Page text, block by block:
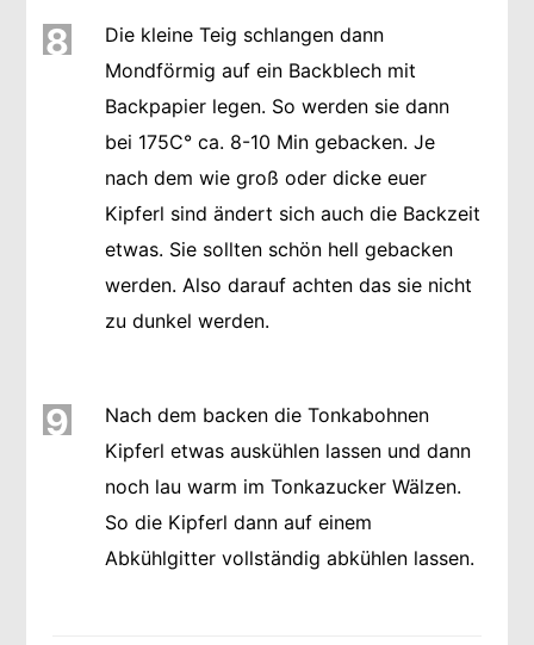
8
Die kleine Teig schlangen dann
Mondförmig auf ein Backblech mit
Backpapier legen. So werden sie dann
bei 175C° ca. 8-10 Min gebacken. Je
nach dem wie groß oder dicke euer
Kipferl sind ändert sich auch die Backzeit
etwas. Sie sollten schön hell gebacken
werden. Also darauf achten das sie nicht
zu dunkel werden.
9
Nach dem backen die Tonkabohnen
Kipferl etwas auskühlen lassen und dann
noch lau warm im Tonkazucker Wälzen.
So die Kipferl dann auf einem
Abkühlgitter vollständig abkühlen lassen.